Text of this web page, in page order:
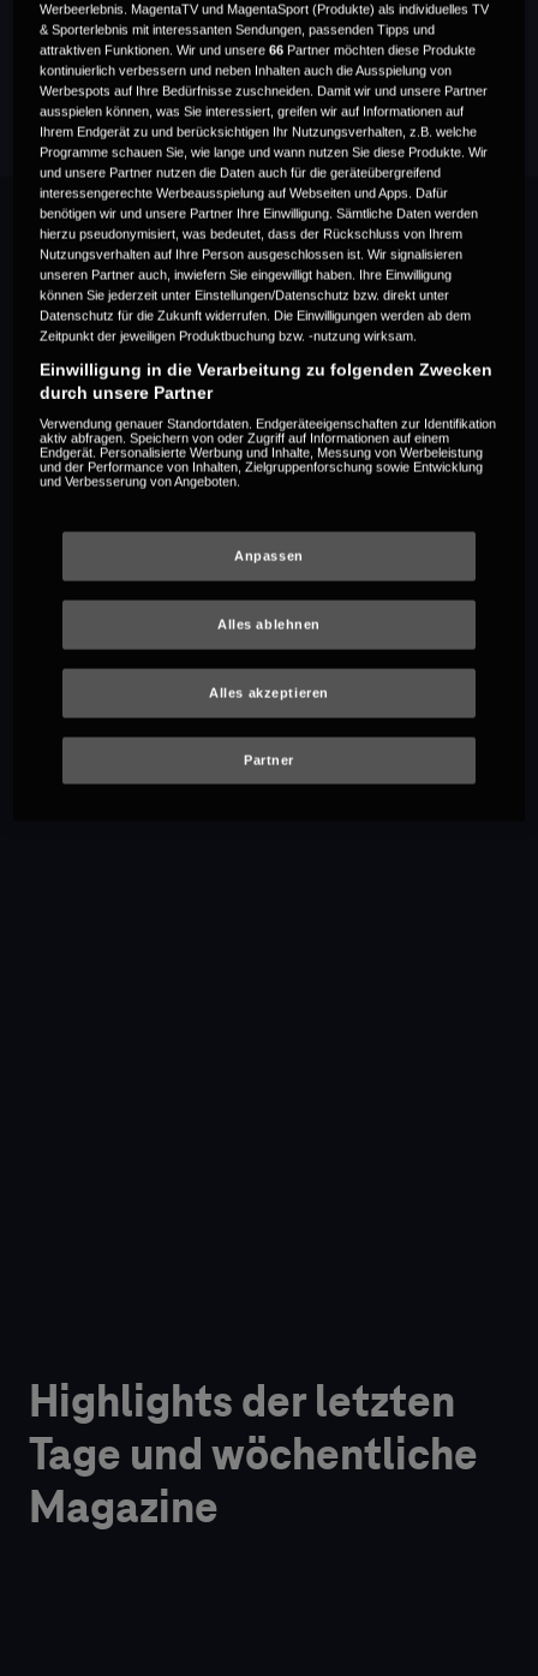
Highlights der letzten
Tage und wöchentliche
Magazine
Werbeerlebnis. MagentaTV und MagentaSport (Produkte) als individuelles TV
& Sporterlebnis mit interessanten Sendungen, passenden Tipps und
attraktiven Funktionen. Wir und unsere66 Partner möchten diese Produkte
kontinuierlich verbessern und neben Inhalten auch die Ausspielung von
Werbespots auf Ihre Bedürfnisse zuschneiden. Damit wir und unsere Partner
ausspielen können, was Sie interessiert, greifen wir auf Informationen auf
Ihrem Endgerät zu und berücksichtigen Ihr Nutzungsverhalten, z.B. welche
Programme schauen Sie, wie lange und wann nutzen Sie diese Produkte. Wir
und unsere Partner nutzen die Daten auch für die geräteübergreifend
interessengerechte Werbeausspielung auf Webseiten und Apps. Dafür
benötigen wir und unsere Partner Ihre Einwilligung. Sämtliche Daten werden
hierzu pseudonymisiert, was bedeutet, dass der Rückschluss von Ihrem
Nutzungsverhalten auf Ihre Person ausgeschlossen ist. Wir signalisieren
unseren Partner auch, inwiefern Sie eingewilligt haben. Ihre Einwilligung
können Sie jederzeit unter Einstellungen/Datenschutz bzw. direkt unter
Datenschutz für die Zukunft widerrufen. Die Einwilligungen werden ab dem
Zeitpunkt der jeweiligen Produktbuchung bzw. -nutzung wirksam.
Einwilligung in die Verarbeitung zu folgenden Zwecken
durch unsere Partner
Verwendung genauer Standortdaten. Endgeräteeigenschaften zur Identifikation
aktiv abfragen. Speichern von oder Zugriff auf Informationen auf einem
Endgerät. Personalisierte Werbung und Inhalte, Messung von Werbeleistung
und der Performance von Inhalten, Zielgruppenforschung sowie Entwicklung
und Verbesserung von Angeboten.
Anpassen
Alles ablehnen
Alles akzeptieren
Partner